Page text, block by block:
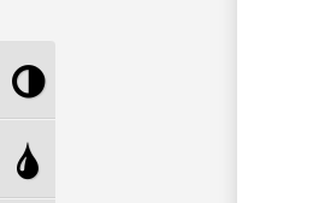
Toggle
High
Toggle